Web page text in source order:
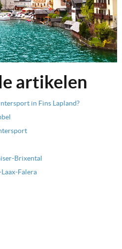
artikelen
in Fins Lapland?
Brixental
Falera